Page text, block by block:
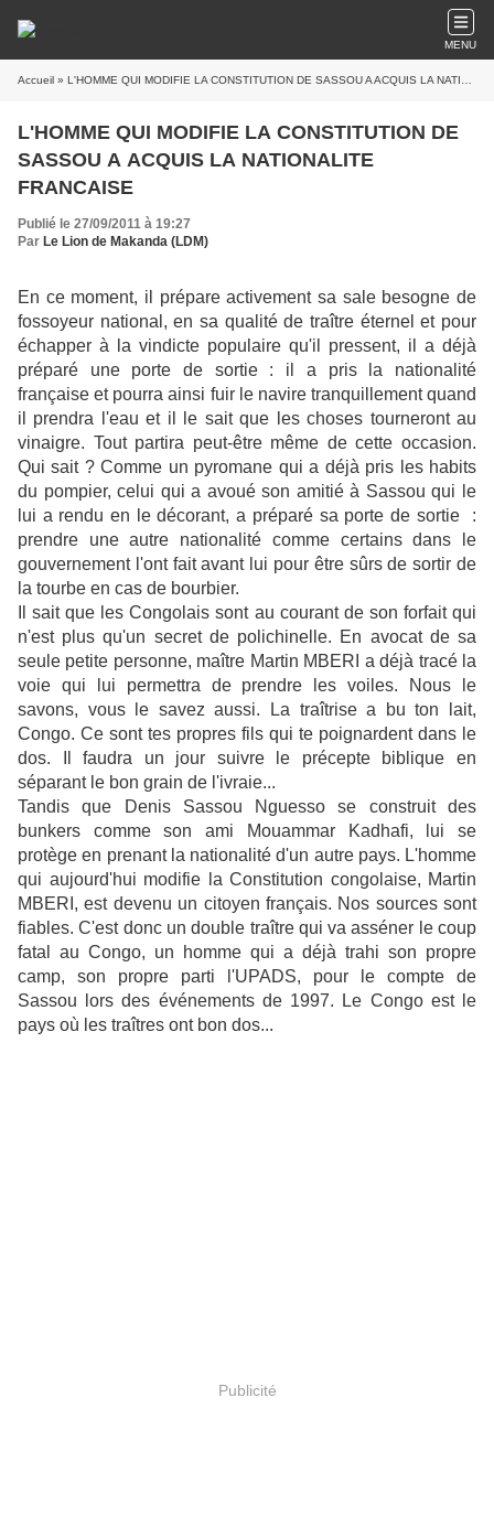
MENU
Accueil » L'HOMME QUI MODIFIE LA CONSTITUTION DE SASSOU A ACQUIS LA NATIONALITE FRANCAISE
L'HOMME QUI MODIFIE LA CONSTITUTION DE
SASSOU A ACQUIS LA NATIONALITE
FRANCAISE
Publié le 27/09/2011 à 19:27
Par Le Lion de Makanda (LDM)
En ce moment, il prépare activement sa sale besogne de
fossoyeur national, en sa qualité de traître éternel et pour
échapper à la vindicte populaire qu'il pressent, il a déjà
préparé une porte de sortie : il a pris la nationalité
française et pourra ainsi fuir le navire tranquillement quand
il prendra l'eau et il le sait que les choses tourneront au
vinaigre. Tout partira peut-être même de cette occasion.
Qui sait ? Comme un pyromane qui a déjà pris les habits
du pompier, celui qui a avoué son amitié à Sassou qui le
lui a rendu en le décorant, a préparé sa porte de sortie :
prendre une autre nationalité comme certains dans le
gouvernement l'ont fait avant lui pour être sûrs de sortir de
la tourbe en cas de bourbier.
Il sait que les Congolais sont au courant de son forfait qui
n'est plus qu'un secret de polichinelle. En avocat de sa
seule petite personne, maître Martin MBERI a déjà tracé la
voie qui lui permettra de prendre les voiles. Nous le
savons, vous le savez aussi. La traîtrise a bu ton lait,
Congo. Ce sont tes propres fils qui te poignardent dans le
dos. Il faudra un jour suivre le précepte biblique en
séparant le bon grain de l'ivraie...
Tandis que Denis Sassou Nguesso se construit des
bunkers comme son ami Mouammar Kadhafi, lui se
protège en prenant la nationalité d'un autre pays. L'homme
qui aujourd'hui modifie la Constitution congolaise, Martin
MBERI, est devenu un citoyen français. Nos sources sont
fiables. C'est donc un double traître qui va asséner le coup
fatal au Congo, un homme qui a déjà trahi son propre
camp, son propre parti l'UPADS, pour le compte de
Sassou lors des événements de 1997. Le Congo est le
pays où les traîtres ont bon dos...
Publicité